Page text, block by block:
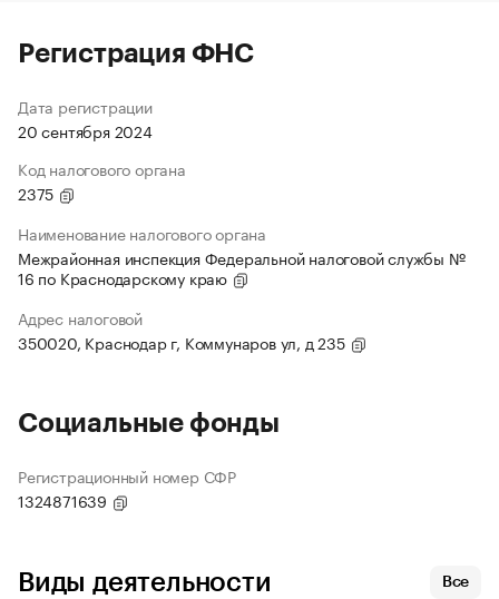
Регистрация ФНС
Дата регистрации
20 сентября 2024
Код налогового органа
2375
Наименование налогового органа
Межрайонная инспекция Федеральной налоговой службы №
16 по Краснодарскому краю
Адрес налоговой
350020, Краснодар г, Коммунаров ул, д 235
Социальные фонды
Регистрационный номер СФР
1324871639
Виды деятельности Все